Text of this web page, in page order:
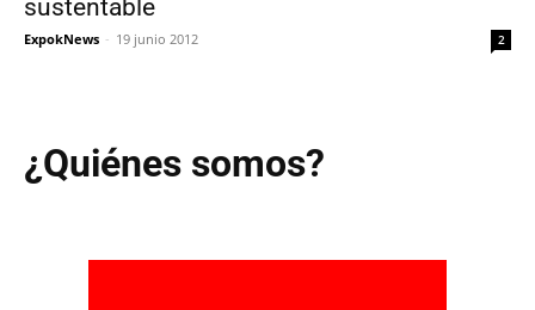
sustentable
ExpokNews - 19 junio 2012 2
¿Quiénes somos?